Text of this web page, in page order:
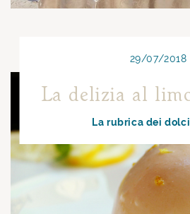
29/07/2018
La rubrica dei dolci